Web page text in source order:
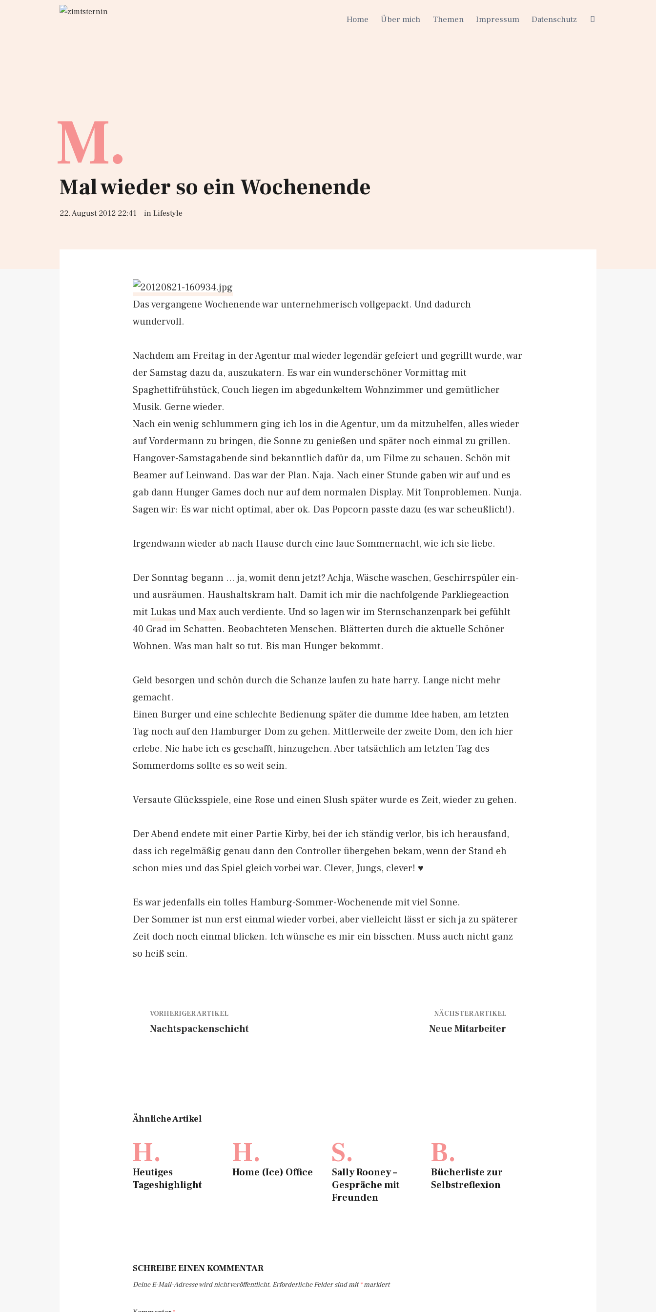
Home Über mich Themen Impressum Datenschutz
M.
Mal wieder so ein Wochenende
22. August 2012 22:41 in Lifestyle
Das vergangene Wochenende war unternehmerisch vollgepackt. Und dadurch
wundervoll.
Nachdem am Freitag in der Agentur mal wieder legendär gefeiert und gegrillt wurde, war
der Samstag dazu da, auszukatern. Es war ein wunderschöner Vormittag mit
Spaghettifrühstück, Couch liegen im abgedunkeltem Wohnzimmer und gemütlicher
Musik. Gerne wieder.
Nach ein wenig schlummern ging ich los in die Agentur, um da mitzuhelfen, alles wieder
auf Vordermann zu bringen, die Sonne zu genießen und später noch einmal zu grillen.
Hangover-Samstagabende sind bekanntlich dafür da, um Filme zu schauen. Schön mit
Beamer auf Leinwand. Das war der Plan. Naja. Nach einer Stunde gaben wir auf und es
gab dann Hunger Games doch nur auf dem normalen Display. Mit Tonproblemen. Nunja.
Sagen wir: Es war nicht optimal, aber ok. Das Popcorn passte dazu (es war scheußlich!).
Irgendwann wieder ab nach Hause durch eine laue Sommernacht, wie ich sie liebe.
Der Sonntag begann … ja, womit denn jetzt? Achja, Wäsche waschen, Geschirrspüler ein-
und ausräumen. Haushaltskram halt. Damit ich mir die nachfolgende Parkliegeaction
mit Lukas undMax auch verdiente. Und so lagen wir im Sternschanzenpark bei gefühlt
40 Grad im Schatten. Beobachteten Menschen. Blätterten durch die aktuelle Schöner
Wohnen. Was man halt so tut. Bis man Hunger bekommt.
Geld besorgen und schön durch die Schanze laufen zu hate harry. Lange nicht mehr
gemacht.
Einen Burger und eine schlechte Bedienung später die dumme Idee haben, am letzten
Tag noch auf den Hamburger Dom zu gehen. Mittlerweile der zweite Dom, den ich hier
erlebe. Nie habe ich es geschafft, hinzugehen. Aber tatsächlich am letzten Tag des
Sommerdoms sollte es so weit sein.
Versaute Glücksspiele, eine Rose und einen Slush später wurde es Zeit, wieder zu gehen.
Der Abend endete mit einer Partie Kirby, bei der ich ständig verlor, bis ich herausfand,
dass ich regelmäßig genau dann den Controller übergeben bekam, wenn der Stand eh
schon mies und das Spiel gleich vorbei war. Clever, Jungs, clever! ♥
Es war jedenfalls ein tolles Hamburg-Sommer-Wochenende mit viel Sonne.
Der Sommer ist nun erst einmal wieder vorbei, aber vielleicht lässt er sich ja zu späterer
Zeit doch noch einmal blicken. Ich wünsche es mir ein bisschen. Muss auch nicht ganz
so heiß sein.
VORHERIGER ARTIKEL
Nachtspackenschicht
NÄCHSTER ARTIKEL
Neue Mitarbeiter
Ähnliche Artikel
H.
Heutiges
Tageshighlight
H.
Home (Ice) Office
S.
Sally Rooney –
Gespräche mit
Freunden
B.
Bücherliste zur
Selbstreflexion
SCHREIBE EINEN KOMMENTAR
Deine E-Mail-Adresse wird nicht veröffentlicht. Erforderliche Felder sind mit*markiert